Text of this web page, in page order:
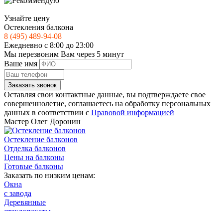
Узнайте цену
Остекления балкона
8 (495) 489-94-08
Ежедневно с 8:00 до 23:00
Мы перезвоним Вам через 5 минут
Ваше имя
Заказать звонок
Оставляя свои контактные данные, вы подтверждаете свое
совершеннолетие, соглашаетесь на обработку персональных
данных в соответствии с Правовой информацией
Мастер Олег Доронин
Остекление балконов
Отделка балконов
Цены на балконы
Готовые балконы
Заказать по низким ценам:
Окна
с завода
Деревянные